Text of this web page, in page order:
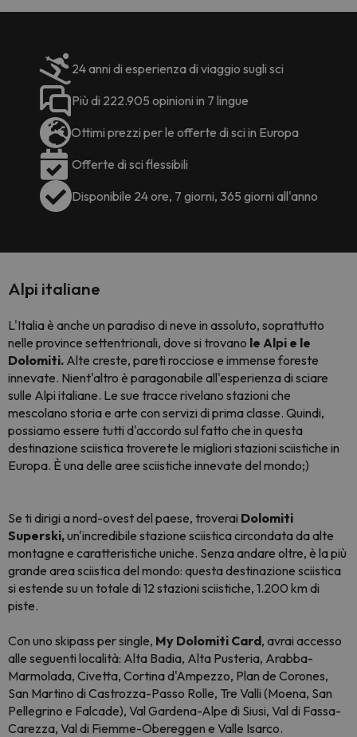
24 anni di esperienza di viaggio sugli sci
Più di 222.905 opinioni in 7 lingue
Ottimi prezzi per le offerte di sci in Europa
Offerte di sci flessibili
Disponibile 24 ore, 7 giorni, 365 giorni all'anno
Alpi italiane
L'Italia è anche un paradiso di neve in assoluto, soprattutto
nelle province settentrionali, dove si trovano le Alpi e le
Dolomiti. Alte creste, pareti rocciose e immense foreste
innevate. Nient'altro è paragonabile all'esperienza di sciare
sulle Alpi italiane. Le sue tracce rivelano stazioni che
mescolano storia e arte con servizi di prima classe. Quindi,
possiamo essere tutti d'accordo sul fatto che in questa
destinazione sciistica troverete le migliori stazioni sciistiche in
Europa. È una delle aree sciistiche innevate del mondo;)
Se ti dirigi a nord-ovest del paese, troverai Dolomiti
Superski,un'incredibile stazione sciistica circondata da alte
montagne e caratteristiche uniche. Senza andare oltre, è la più
grande area sciistica del mondo: questa destinazione sciistica
si estende su un totale di 12 stazioni sciistiche, 1.200 km di
piste.
Con uno skipass per single, My Dolomiti Card, avrai accesso
alle seguenti località: Alta Badia, Alta Pusteria, Arabba-
Marmolada, Civetta, Cortina d'Ampezzo, Plan de Corones,
San Martino di Castrozza-Passo Rolle, Tre Valli (Moena, San
Pellegrino e Falcade), Val Gardena-Alpe di Siusi, Val di Fassa-
Carezza, Val di Fiemme-Obereggen e Valle Isarco.